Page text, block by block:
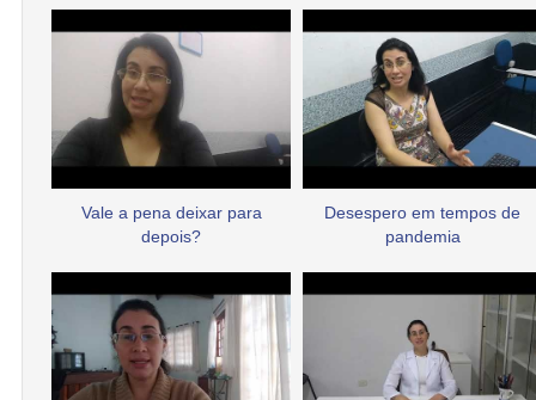
Vale a pena deixar para
depois?
Desespero em tempos de
pandemia